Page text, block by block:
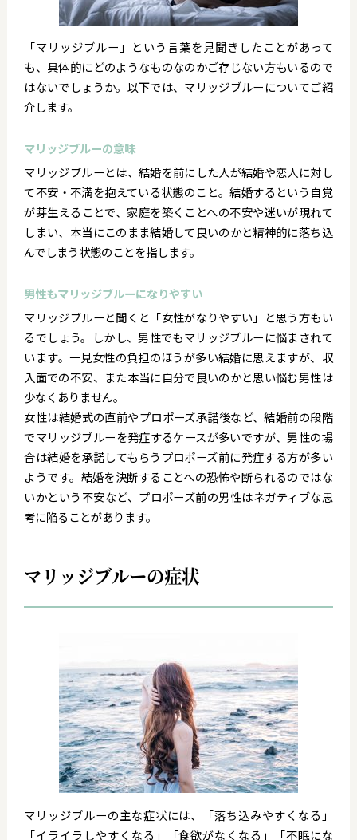
「マリッジブルー」という言葉を見聞きしたことがあって
も、具体的にどのようなものなのかご存じない方もいるので
はないでしょうか。以下では、マリッジブルーについてご紹
介します。
マリッジブルーの意味
マリッジブルーとは、結婚を前にした人が結婚や恋人に対し
て不安・不満を抱えている状態のこと。結婚するという自覚
が芽生えることで、家庭を築くことへの不安や迷いが現れて
しまい、本当にこのまま結婚して良いのかと精神的に落ち込
んでしまう状態のことを指します。
男性もマリッジブルーになりやすい
マリッジブルーと聞くと「女性がなりやすい」と思う方もい
るでしょう。しかし、男性でもマリッジブルーに悩まされて
います。一見女性の負担のほうが多い結婚に思えますが、収
入面での不安、また本当に自分で良いのかと思い悩む男性は
少なくありません。
女性は結婚式の直前やプロポーズ承諾後など、結婚前の段階
でマリッジブルーを発症するケースが多いですが、男性の場
合は結婚を承諾してもらうプロポーズ前に発症する方が多い
ようです。結婚を決断することへの恐怖や断られるのではな
いかという不安など、プロポーズ前の男性はネガティブな思
考に陥ることがあります。
マリッジブルーの症状
マリッジブルーの主な症状には、「落ち込みやすくなる」
「イライラしやすくなる」「食欲がなくなる」「不眠にな